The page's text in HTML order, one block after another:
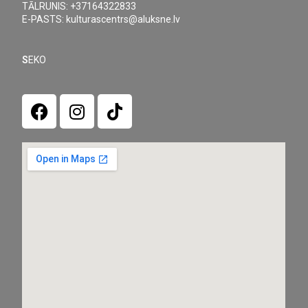
TĀLRUNIS: +37164322833
E-PASTS: kulturascentrs@aluksne.lv
SEKO